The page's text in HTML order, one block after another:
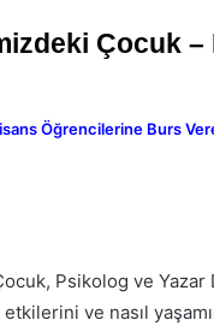
Çocuk
Öğrencilerine Burs
Psikolog ve Yazar
ve nasıl